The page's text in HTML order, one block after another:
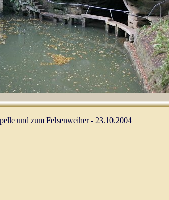
und zum Felsenweiher - 23.10.2004